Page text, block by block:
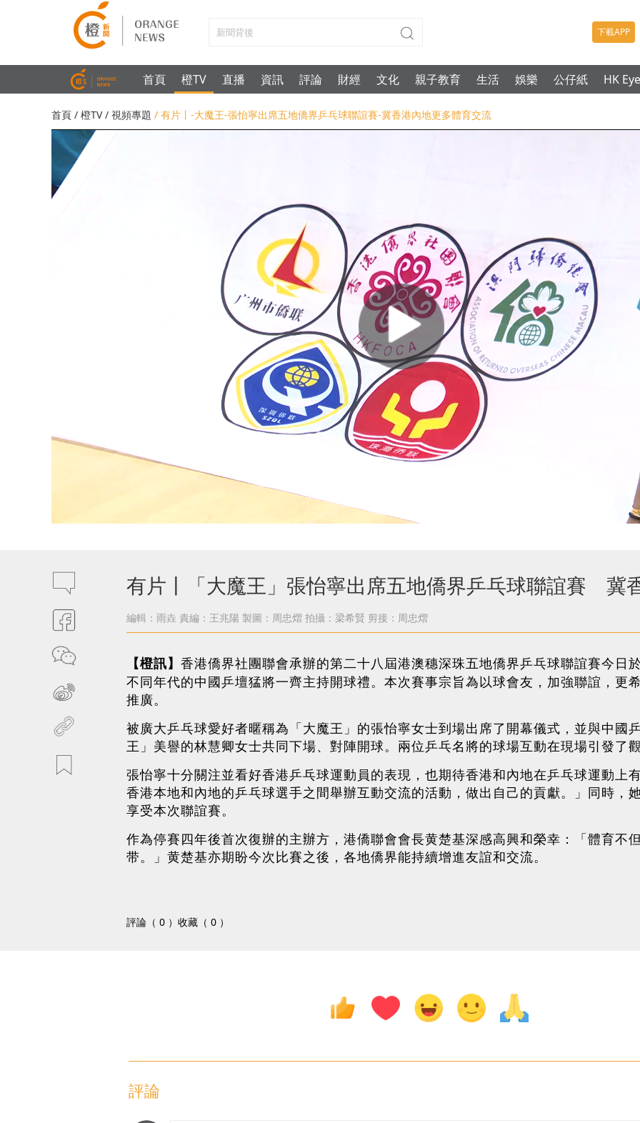
下載APP
首頁 橙TV 直播 資訊 評論 財經 文化 親子教育 生活 娛樂 公仔紙 HK Eye
首頁 / 橙TV/ 視頻專題 / 有片丨-大魔王-張怡寧出席五地僑界乒乓球聯誼賽-冀香港內地更多體育交流
有片丨「大魔王」張怡寧出席五地僑界乒乓球聯誼賽 冀
編輯：雨垚 責編：王兆陽 製圖：周忠熠 拍攝：梁希賢 剪接：周忠熠
【橙訊】 香港僑界社團聯會承辦的第二十八 屆港澳穗深珠五地僑界乒乓球聯誼賽今日
不同年代的中國乒壇猛將一齊主持開球禮。本次賽事宗旨為以球會友，加強聯誼，更
推廣。
被廣大乒乓球愛好者暱稱為「大魔王」的張怡寧女士到場出席了開幕儀式，並與中國
王」美譽的林慧卿女士共同下場、對陣開球。兩位乒乓名將的球場互動在現場引發了
張怡寧十分關注並看好香港乒乓球運動員的表現，也期待香港和內地在乒乓球運動上
香港本地和內地的乒乓球選手之間舉辦互動交流的活動，做出自己的貢獻。」同時，
享受本次聯誼賽。
作為停賽四年後首次復辦的主辦方，港僑聯會會長黄楚基深感高興和榮幸：「體育不
带。」黄楚基亦期盼今次比賽之後，各地僑界能持續增進友誼和交流。
評論（ 0 ） 收藏（ 0 ）
評論